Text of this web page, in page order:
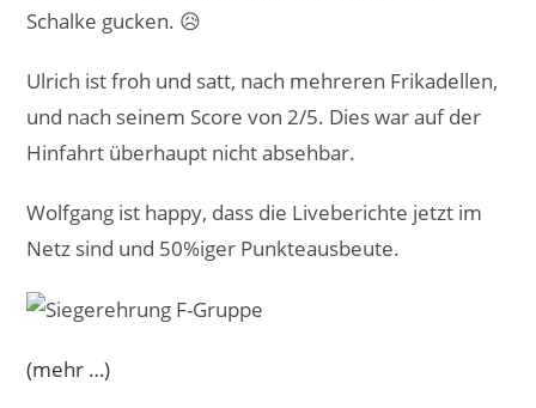
Schalke gucken. 😥
Ulrich ist froh und satt, nach mehreren Frikadellen,
und nach seinem Score von 2/5. Dies war auf der
Hinfahrt überhaupt nicht absehbar.
Wolfgang ist happy, dass die Liveberichte jetzt im
Netz sind und 50%iger Punkteausbeute.
(mehr …)